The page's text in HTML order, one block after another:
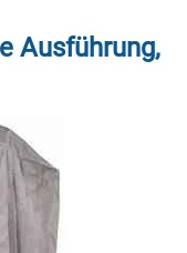
Ausführung,